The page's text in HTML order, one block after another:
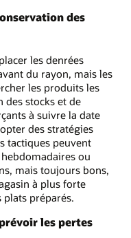
des
les denrées
du rayon, mais les
les produits les
des stocks et de
à suivre la date
des stratégies
tactiques peuvent
ou
mais toujours bons,
à plus forte
plats préparés.
les pertes